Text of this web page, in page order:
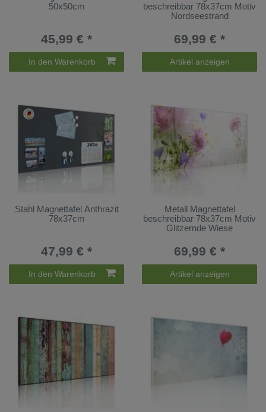
50x50cm
45,99 € *
In den Warenkorb
beschreibbar 78x37cm Motiv
Nordseestrand
69,99 € *
Artikel anzeigen
Stahl Magnettafel Anthrazit
78x37cm
47,99 € *
In den Warenkorb
Metall Magnettafel
beschreibbar 78x37cm Motiv
Glitzernde Wiese
69,99 € *
Artikel anzeigen